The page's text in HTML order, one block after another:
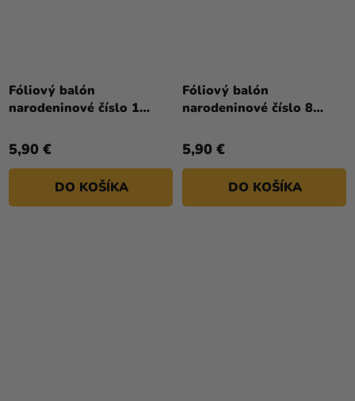
Fóliový balón
narodeninové číslo 1
5,90 €
DO KOŠÍKA
Fóliový balón
narodeninové číslo 8
5,90 €
DO KOŠÍKA